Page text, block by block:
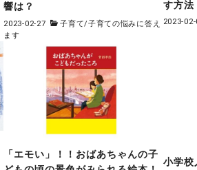
響は？
2023-02-27 子育て/子育ての悩みに答え
ます
す方法
2023-
「エモい」！！おばあちゃんの子
小学校